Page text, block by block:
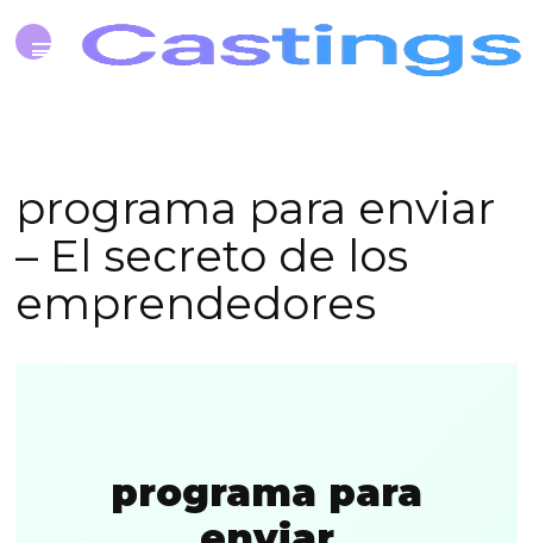
programa para enviar
– El secreto de los
emprendedores
programa para